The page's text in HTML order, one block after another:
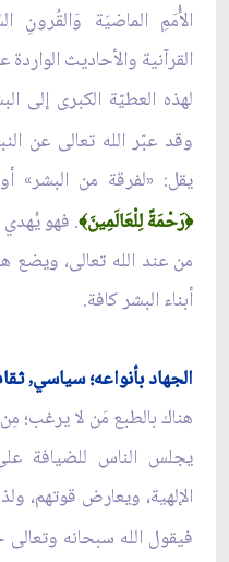
القرآنية والأحاديث الواردة
لهذه العطيّة الكبرى إلى
وقد عبّر الله تعالى عن
يقل: «لفرقة من البشر»
﴿رَحْمَةً لِلْعَالَمِينَ﴾. فهو يُهدي
من عند الله تعالى، ويضع
أبناء البشر كافة.
الجهاد بأنواعه؛ سياسي,
هناك بالطبع مَن لا يرغب؛
يجلس الناس للضيافة
الإلهية، ويعارض قوتهم،
فيقول الله سبحانه